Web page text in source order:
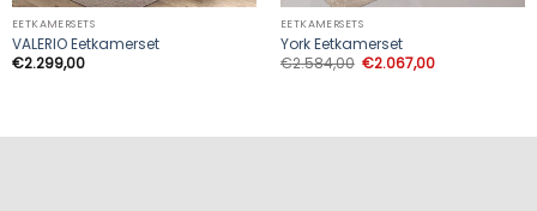
EETKAMERSETS
VALERIO Eetkamerset
€2.299,00
EETKAMERSETS
York Eetkamerset
€2.584,00 Oorspronkelijke
prijs
€2.067,00Huidige